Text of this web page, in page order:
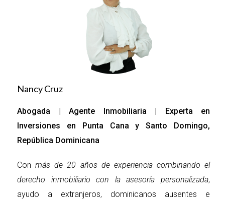
estado general del inmueble, la ubicación y las amenidades
Cuando encuentres la propiedad ideal, es hora de hacer
una oferta formal. Tu agente inmobiliario te ayudará a
determinar un precio justo basado en el mercado actual y
6. Negociación y contrato preliminar
Una vez que se acepte tu oferta, se redactará un contrato
acordados entre ambas partes. Este documento suele
incluir un depósito inicial para asegurar la propiedad.
7. Debida diligencia
Nancy Cruz
Abogada | Agente Inmobiliaria | Experta en
Inversiones en Punta Cana y Santo Domingo,
República Dominicana
Conmás de 20 años de experiencia combinando el
derecho inmobiliario con la asesoría personalizada,
ayudo a extranjeros, dominicanos ausentes e